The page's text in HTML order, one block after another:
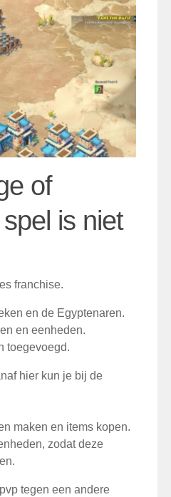
of
is niet
franchise.
en de Egyptenaren.
en eenheden.
toegevoegd.
hier kun je bij de
maken en items kopen.
zodat deze
tegen een andere